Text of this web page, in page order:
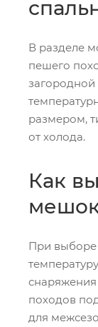
В разделе
пешего
размером,
от холода.
Как
При выборе
снаряжения
походов
для